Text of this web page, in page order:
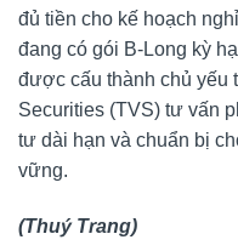
đủ tiền cho kế hoạch
đang có gói B-Long kỳ
được cấu thành chủ yếu
Securities (TVS) tư vấn
tư dài hạn và chuẩn bị
vững.
(Thuý Trang)